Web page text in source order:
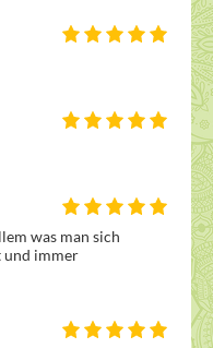
was man sich
und immer